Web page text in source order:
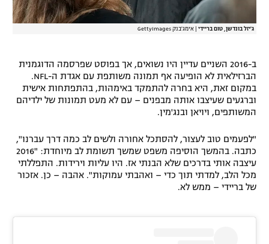
הצטרפות לחבילת הערוצים
תגיות
המגזין
ג'יזל בונדשן, טום בריידי אימג'בנק GettyImages
ב-2016 השניים עדיין היו נשואים, אך בפוסט שפרסמה הדוגמנית
הברזילאית לא הופיעה אף תמונה משותפת עם אגדת ה-NFL.
במקום זאת, היא בחרה להתמקד באימהות, בהתפתחות אישית
וברגעים שעיצבו אותה מבפנים – עם לא מעט תמונות של ילדיהם
המשותפים, ויויאן ובנג'מין.
"לפעמים טוב לעצור, להסתכל אחורה ולשים לב כמה דרך עברנו",
כתבה. בהמשך הוסיפה משפט שמשך תשומת לב מיוחדת: "2016
עיצבה אותי בדרכים שלא הבנתי אז. היו עליות וירידות. התפללתי
מכל הלב, למדתי תוך כדי – ואהבתי עמוקות". אהבה – כן. אזכור
של בריידי – ממש לא.